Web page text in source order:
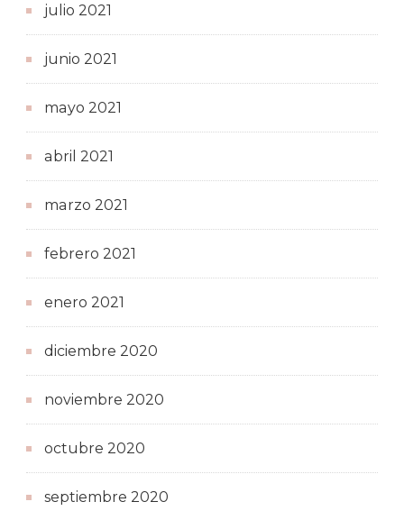
julio 2021
junio 2021
mayo 2021
abril 2021
marzo 2021
febrero 2021
enero 2021
diciembre 2020
noviembre 2020
octubre 2020
septiembre 2020